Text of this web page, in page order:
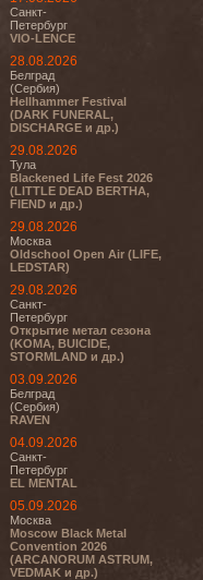
Санкт-
Петербург
VIO-LENCE
28.08.2026
Белград
(Сербия)
Hellhammer Festival
(DARK FUNERAL,
DISCHARGE и др.)
29.08.2026
Тула
Blackened Life Fest 2026
(LITTLE DEAD BERTHA,
FIEND и др.)
29.08.2026
Москва
Oldschool Open Air (LIFE,
LEDSTAR)
29.08.2026
Санкт-
Петербург
Открытие метал сезона
(KOMA, BUICIDE,
STORMLAND и др.)
03.09.2026
Белград
(Сербия)
RAVEN
04.09.2026
Санкт-
Петербург
EL MENTAL
05.09.2026
Москва
Moscow Black Metal
Convention 2026
(ARCANORUM ASTRUM,
VEDMAK и др.)